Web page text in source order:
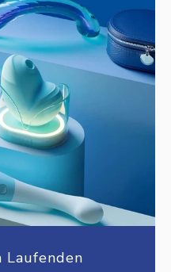
Laufenden